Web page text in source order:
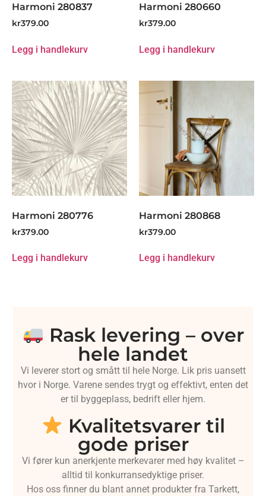
Harmoni 280837
kr379.00
Legg i handlekurv
Harmoni 280660
kr379.00
Legg i handlekurv
Harmoni 280776
kr379.00
Legg i handlekurv
Harmoni 280868
kr379.00
Legg i handlekurv
Rask levering – over
hele landet
Vi leverer stort og smått til hele Norge. Lik pris uansett
hvor i Norge. Varene sendes trygt og effektivt, enten det
er til byggeplass, bedrift eller hjem.
Kvalitetsvarer til
gode priser
Vi fører kun anerkjente merkevarer med høy kvalitet –
alltid til konkurransedyktige priser.
Hos oss finner du blant annet produkter fra Tarkett,